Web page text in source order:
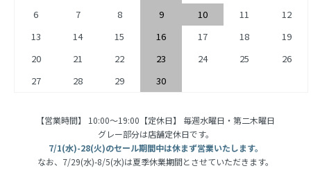
6
7 8 9 10 11
12
13
14 15 16 17 18
19
20
21 22 23 24 25
26
27
28 29 30
【営業時間】 10:00〜19:00【定休日】 毎週水曜日・第二木曜日
グレー部分は店舗定休日です。
7/1(水)-28(火)のセール期間中は休まず営業いたします。
なお、7/29(水)-8/5(水)は夏季休業期間とさせていただきます。